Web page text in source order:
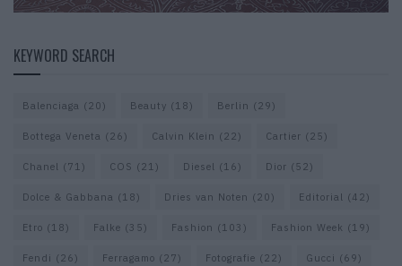
KEYWORD SEARCH
Balenciaga (20) Beauty (18) Berlin (29)
Bottega Veneta (26) Calvin Klein (22) Cartier (25)
Chanel (71) COS (21) Diesel (16) Dior (52)
Dolce & Gabbana (18) Dries van Noten (20) Editorial (42)
Etro (18) Falke (35) Fashion (103) Fashion Week (19)
Fendi (26) Ferragamo (27) Fotografie (22) Gucci (69)